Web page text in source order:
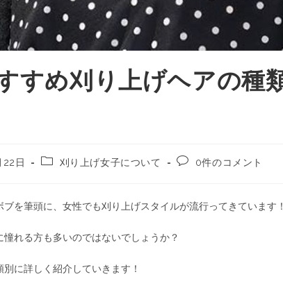
すめ刈り上げヘアの種
22日 刈り上げ女子について 0件のコメント
を筆頭に、女性でも刈り上げスタイルが流行ってきています！
れる方も多いのではないでしょうか？
に詳しく紹介していきます！